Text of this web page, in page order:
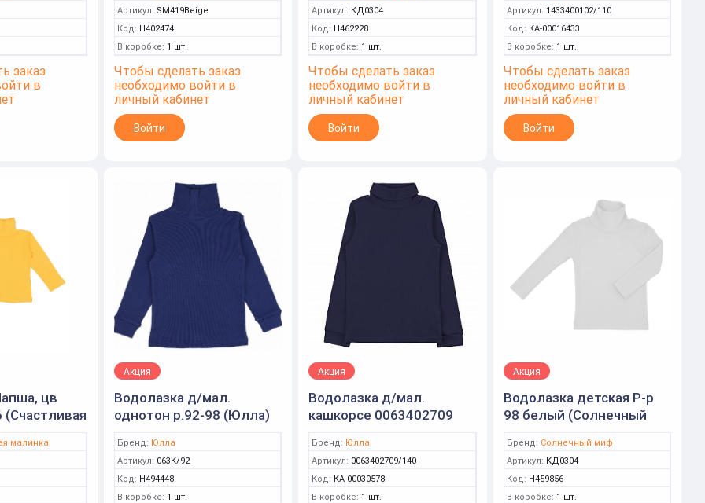
заказ
в
Артикул: SM419Beige
Код: Н402474
В коробке: 1 шт.
Чтобы сделать заказ
необходимо войти в
личный кабинет
Войти
Артикул: КД0304
Код: Н462228
В коробке: 1 шт.
Чтобы сделать заказ
необходимо войти в
личный кабинет
Войти
Артикул: 1433400102/110
Код: КА-00016433
В коробке: 1 шт.
Чтобы сделать заказ
необходимо войти в
личный кабинет
Войти
цв
малинка
Акция
Водолазка д/мал.
однотон р.92-98 (Юлла)
Бренд: Юлла
Артикул: 063К/92
Код: Н494448
В коробке: 1 шт.
Акция
Водолазка д/мал.
кашкорсе 0063402709
Бренд: Юлла
Артикул: 0063402709/140
Код: КА-00030578
В коробке: 1 шт.
Акция
Водолазка детская Р-р
98 белый (Солнечный
Бренд: Солнечный миф
Артикул: КД0304
Код: Н459856
В коробке: 1 шт.